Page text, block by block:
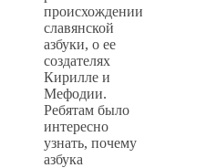
происхождении
славянской
азбуки, о ее
создателях
Кирилле и
Мефодии.
Ребятам было
интересно
узнать, почему
азбука